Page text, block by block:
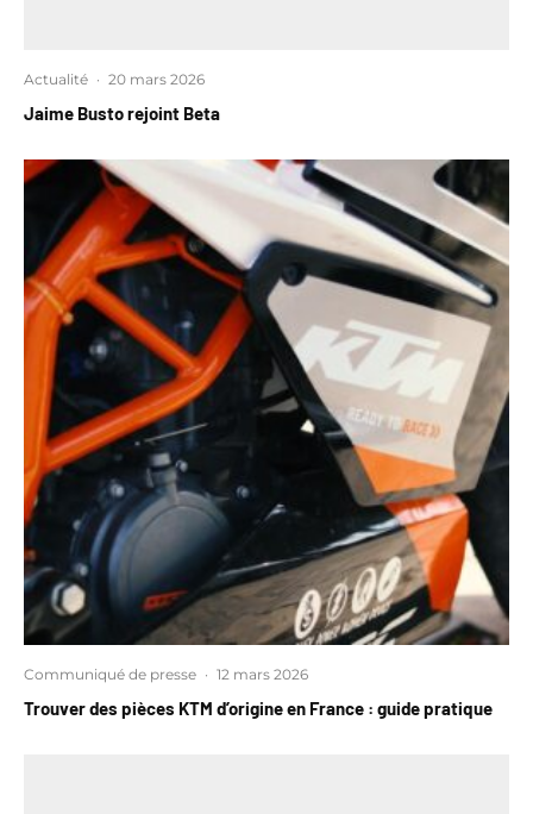
Actualité · 20 mars 2026
Jaime Busto rejoint Beta
Communiqué de presse · 12 mars 2026
Trouver des pièces KTM d’origine en France : guide pratique